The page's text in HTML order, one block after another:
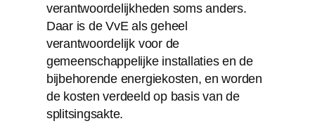
verantwoordelijkheden soms anders.
Daar is de VvE als geheel
verantwoordelijk voor de
gemeenschappelijke installaties en de
bijbehorende energiekosten, en worden
de kosten verdeeld op basis van de
splitsingsakte.